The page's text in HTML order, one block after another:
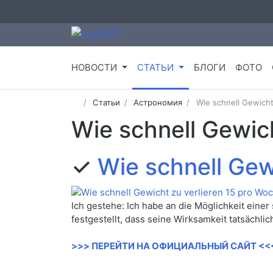
НОВОСТИ СТАТЬИ БЛОГИ ФОТО
Статьи Астрономия Wie schnell
Wie schnell
✓ Wie schnell
Ich gestehe: Ich habe an die Möglichkeit
festgestellt, dass seine Wirksamkeit
>>> ПЕРЕЙТИ НА ОФИЦИАЛЬНЫЙ САЙТ